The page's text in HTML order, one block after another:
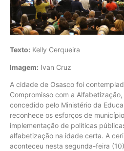
Texto: Kelly Cerqueira
Imagem: Ivan Cruz
A cidade de Osasco foi
Compromisso com a
concedido pelo Ministério da
reconhece os esforços de
implementação de políticas
alfabetização na idade certa. A
aconteceu nesta segunda-feira